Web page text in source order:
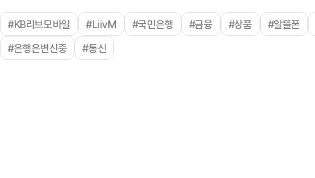
#KB리브모바일 #LiivM #국민은행 #금융 #상품
#알뜰폰
#은행은변신중
#통신